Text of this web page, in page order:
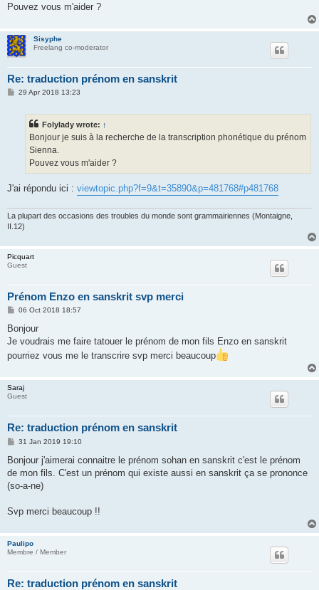
Pouvez vous m'aider ?
Sisyphe
Freelang co-moderator
Re: traduction prénom en sanskrit
P29 Apr 2018 13:23
Folylady wrote: ↑
Bonjour je suis à la recherche de la transcription phonétique du prénom
Sienna.
Pouvez vous m'aider ?
J'ai répondu ici : viewtopic.php?f=9&t=35890&p=481768#p481768
La plupart des occasions des troubles du monde sont grammairiennes (Montaigne,
II.12)
Picquart
Guest
Prénom Enzo en sanskrit svp merci
P
s
06 Oct 2018 18:57
Bonjour
Je voudrais me faire tatouer le prénom de mon fils Enzo en sanskrit
pourriez vous me le transcrire svp merci beaucoup
Saraj
Guest
Re: traduction prénom en sanskrit
P
s
31 Jan 2019 19:10
Bonjour j'aimerai connaitre le prénom sohan en sanskrit c'est le prénom
de mon fils. C'est un prénom qui existe aussi en sanskrit ça se prononce
(so-a-ne)
Svp merci beaucoup !!
Paulipo
Membre / Member
Re: traduction prénom en sanskrit